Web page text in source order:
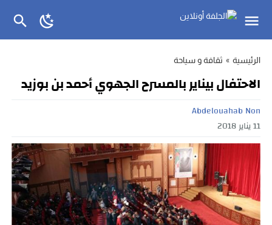
الرئيسية » ثقافة و سياحة
الاحتفال بيناير بالمسرح الجهوي أحمد بن بوزيد
Abdelouahab Non
11 يناير 2018